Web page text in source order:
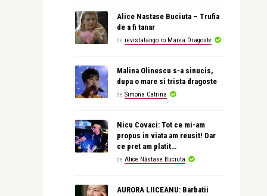
Alice Nastase Buciuta – Trufia
de a fi tanar
de revistatango.ro Marea Dragoste
Malina Olinescu s-a sinucis,
dupa o mare si trista dragoste
de Simona Catrina
Nicu Covaci: Tot ce mi-am
propus in viata am reusit! Dar
ce pret am platit…
de Alice Năstase Buciuta
AURORA LIICEANU: Barbatii